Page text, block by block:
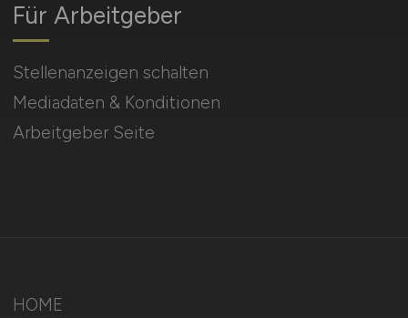
Für Arbeitgeber
Stellenanzeigen schalten
Mediadaten & Konditionen
Arbeitgeber Seite
HOME